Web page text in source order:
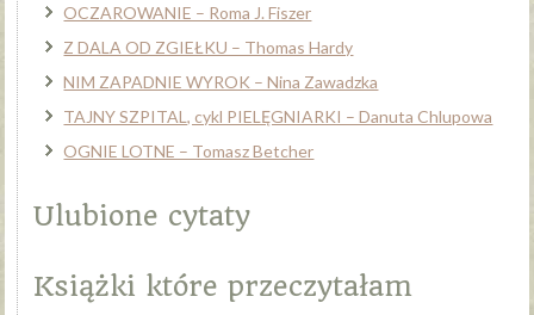
OCZAROWANIE – Roma J. Fiszer
Z DALA OD ZGIEŁKU – Thomas Hardy
NIM ZAPADNIE WYROK – Nina Zawadzka
TAJNY SZPITAL, cykl PIELĘGNIARKI – Danuta Chlupowa
OGNIE LOTNE – Tomasz Betcher
Ulubione cytaty
Książki które przeczytałam